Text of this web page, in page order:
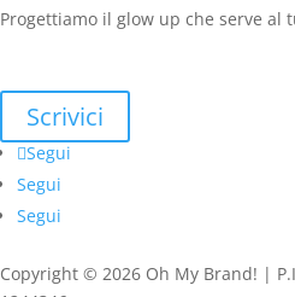
Progettiamo il glow up che serve al
Scrivici
Segui
Segui
Segui
Copyright © 2026 Oh My Brand! |